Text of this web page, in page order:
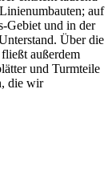
auf
Gebiet und in der
Über die
außerdem
und Turmteile
die wir